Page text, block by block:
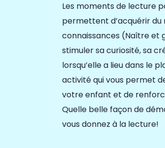
Les moments de lecture
permettent d’acquérir du
connaissances (Naître et
stimuler sa curiosité, sa
lorsqu’elle a lieu dans le
activité qui vous permet
votre enfant et de
Quelle belle façon de
vous donnez à la lecture!